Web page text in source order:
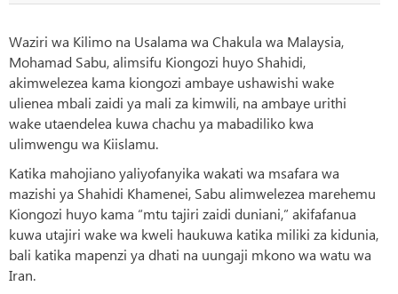
Waziri wa Kilimo na Usalama wa Chakula wa Malaysia,
Mohamad Sabu, alimsifu Kiongozi huyo Shahidi,
akimwelezea kama kiongozi ambaye ushawishi wake
ulienea mbali zaidi ya mali za kimwili, na ambaye urithi
wake utaendelea kuwa chachu ya mabadiliko kwa
ulimwengu wa Kiislamu.
Katika mahojiano yaliyofanyika wakati wa msafara wa
mazishi ya Shahidi Khamenei, Sabu alimwelezea marehemu
Kiongozi huyo kama “mtu tajiri zaidi duniani,” akifafanua
kuwa utajiri wake wa kweli haukuwa katika miliki za kidunia,
bali katika mapenzi ya dhati na uungaji mkono wa watu wa
Iran.